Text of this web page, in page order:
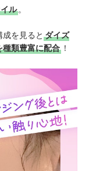
ル 。
を見ると ダイズ
種類豊富に配合 ！